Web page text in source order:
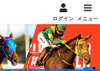
ログイン メニュー